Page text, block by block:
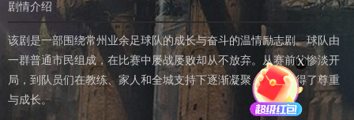
剧情介绍
该剧是一部围绕常州业余足球队的成长与奋斗的温情励志剧。球队由
一群普通市民组成，在比赛中屡战屡败却从不放弃。从赛前的惨淡开
局，到队员们在教练、家人和全城支持下逐渐凝聚，最终赢得了尊重
与成长。
X